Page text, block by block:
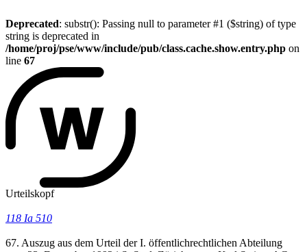
Deprecated: substr(): Passing null to parameter #1 ($string) of type
string is deprecated in
/home/proj/pse/www/include/pub/class.cache.show.entry.php on
line 67
Urteilskopf
118 Ia 510
67. Auszug aus dem Urteil der I. öffentlichrechtlichen Abteilung